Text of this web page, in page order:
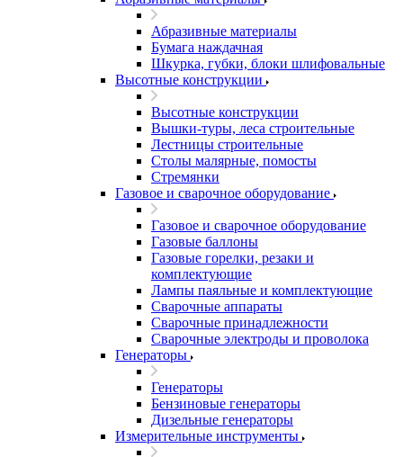
Абразивные материалы
Бумага наждачная
Шкурка, губки, блоки шлифовальные
Высотные конструкции
Высотные конструкции
Вышки-туры, леса строительные
Лестницы строительные
Столы малярные, помосты
Стремянки
Газовое и сварочное оборудование
Газовое и сварочное оборудование
Газовые баллоны
Газовые горелки, резаки и
комплектующие
Лампы паяльные и комплектующие
Сварочные аппараты
Сварочные принадлежности
Сварочные электроды и проволока
Генераторы
Генераторы
Бензиновые генераторы
Дизельные генераторы
Измерительные инструменты